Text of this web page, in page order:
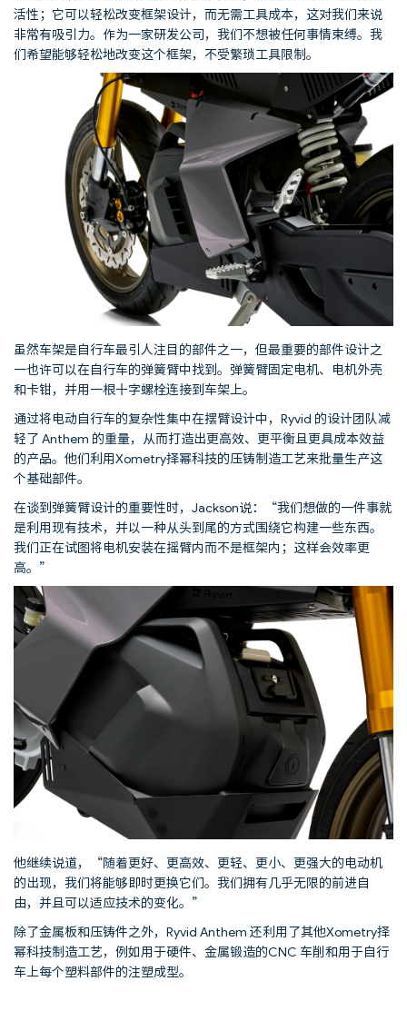
活性；它可以轻松改变框架设计，而无需工具成本，这对我们来说
非常有吸引力。作为一家研发公司，我们不想被任何事情束缚。我
们希望能够轻松地改变这个框架，不受繁琐工具限制。
虽然车架是自行车最引人注目的部件之一，但最重要的部件设计之
一也许可以在自行车的弹簧臂中找到。弹簧臂固定电机、电机外壳
和卡钳，并用一根十字螺栓连接到车架上。
通过将电动自行车的复杂性集中在摆臂设计中，Ryvid 的设计团队减
轻了 Anthem 的重量，从而打造出更高效、更平衡且更具成本效益
的产品。他们利用Xometry择幂科技的压铸制造工艺来批量生产这
个基础部件。
在谈到弹簧臂设计的重要性时，Jackson说：“我们想做的一件事就
是利用现有技术，并以一种从头到尾的方式围绕它构建一些东西。
我们正在试图将电机安装在摇臂内而不是框架内；这样会效率更
高。”
他继续说道，“随着更好、更高效、更轻、更小、更强大的电动机
的出现，我们将能够即时更换它们。我们拥有几乎无限的前进自
由，并且可以适应技术的变化。”
除了金属板和压铸件之外，Ryvid Anthem 还利用了其他Xometry择
幂科技制造工艺，例如用于硬件、金属锻造的CNC 车削和用于自行
车上每个塑料部件的注塑成型。